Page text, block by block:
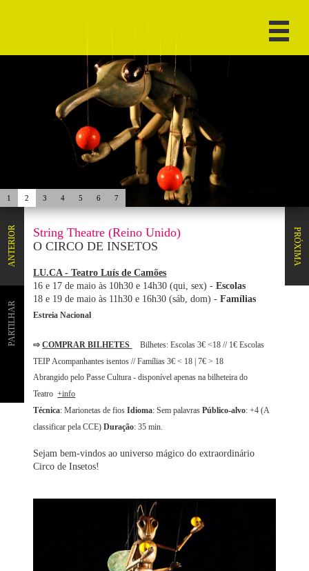
1 2 3 4 5 6 7
PRÓXIMA
ANTERIOR
PARTILHAR
String Theatre (Reino Unido)
O CIRCO DE INSETOS
LU.CA - Teatro Luís de Camões
16 e 17 de maio às 10h30 e 14h30 (qui, sex) -Escolas
18 e 19 de maio às 11h30 e 16h30 (sáb, dom) -Famílias
Estreia Nacional
⇨COMPRAR BILHETES
Bilhetes: Escolas 3€ <18 // 1€ Escolas
TEIP Acompanhantes isentos // Famílias 3€ < 18 | 7€ > 18
Abrangido pelo Passe Cultura - disponível apenas na bilheteira do
Teatro+info
Técnica: Marionetas de fiosIdioma: Sem palavrasPúblico-alvo: +4 (A
classificar pela CCE)Duração: 35 min.
Sejam bem-vindos ao universo mágico do extraordinário
Circo de Insetos!